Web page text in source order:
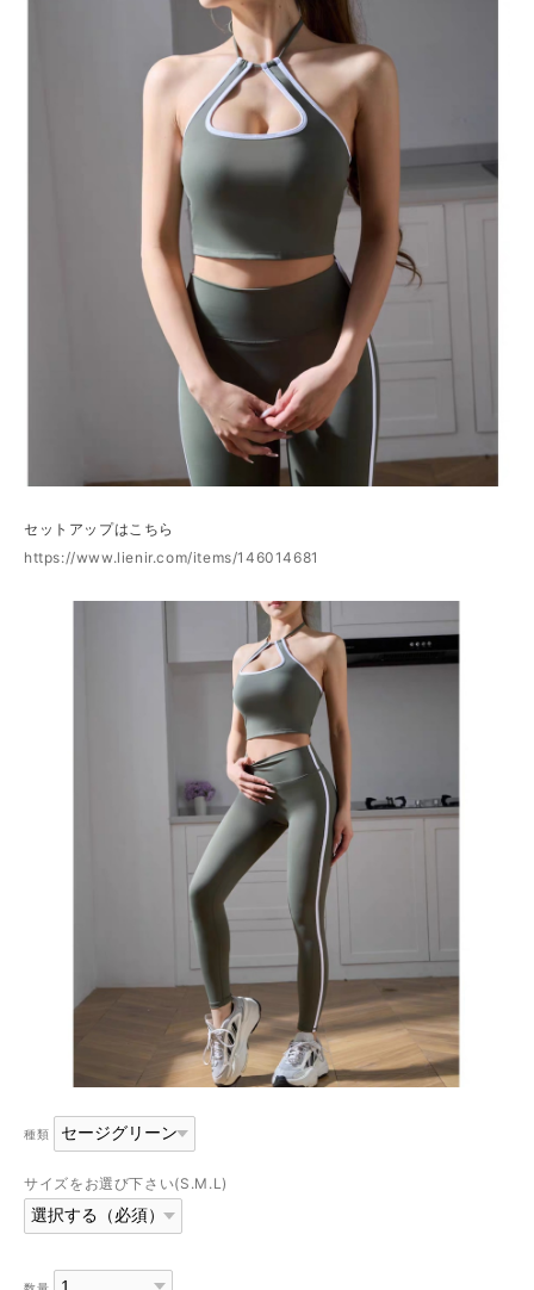
セットアップはこちら
https://www.lienir.com/items/146014681
種類
サイズをお選び下さい(S.M.L)